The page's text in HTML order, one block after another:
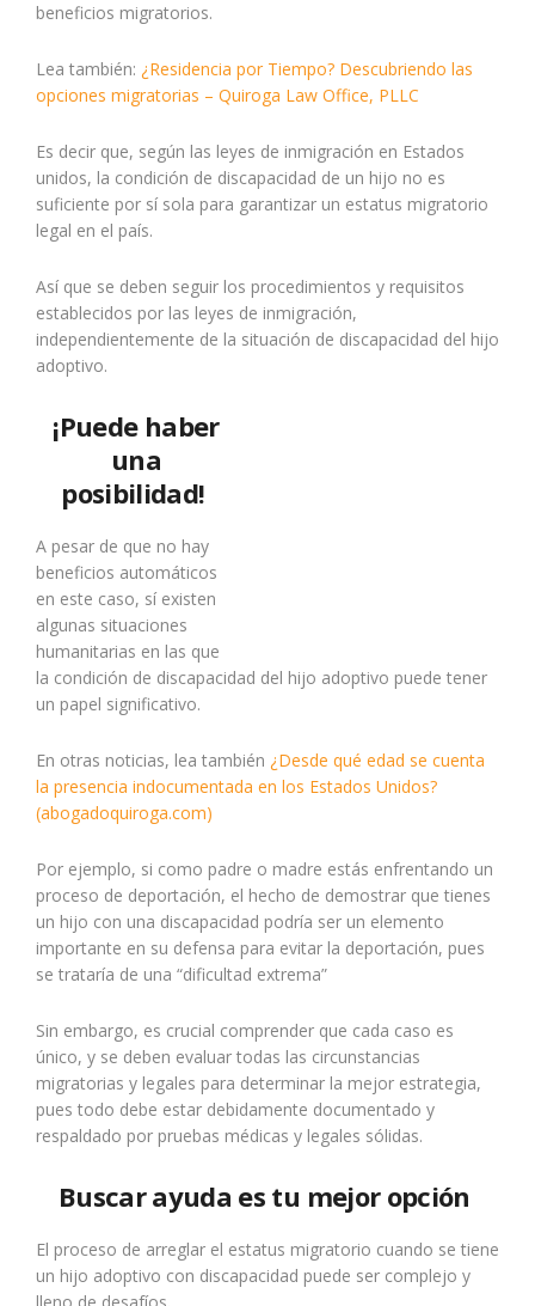
beneficios migratorios.
Lea también: ¿Residencia por Tiempo? Descubriendo las
opciones migratorias – Quiroga Law Office, PLLC
Es decir que, según las leyes de inmigración en Estados
unidos, la condición de discapacidad de un hijo no es
suficiente por sí sola para garantizar un estatus migratorio
legal en el país.
Así que se deben seguir los procedimientos y requisitos
establecidos por las leyes de inmigración,
independientemente de la situación de discapacidad del hijo
adoptivo.
¡Puede haber
una
posibilidad!
A pesar de que no hay
beneficios automáticos
en este caso, sí existen
algunas situaciones
humanitarias en las que
la condición de discapacidad del hijo adoptivo puede tener
un papel significativo.
En otras noticias, lea también ¿Desde qué edad se cuenta
la presencia indocumentada en los Estados Unidos?
(abogadoquiroga.com)
Por ejemplo, si como padre o madre estás enfrentando un
proceso de deportación, el hecho de demostrar que tienes
un hijo con una discapacidad podría ser un elemento
importante en su defensa para evitar la deportación, pues
se trataría de una “dificultad extrema”
Sin embargo, es crucial comprender que cada caso es
único, y se deben evaluar todas las circunstancias
migratorias y legales para determinar la mejor estrategia,
pues todo debe estar debidamente documentado y
respaldado por pruebas médicas y legales sólidas.
Buscar ayuda es tu mejor opción
El proceso de arreglar el estatus migratorio cuando se tiene
un hijo adoptivo con discapacidad puede ser complejo y